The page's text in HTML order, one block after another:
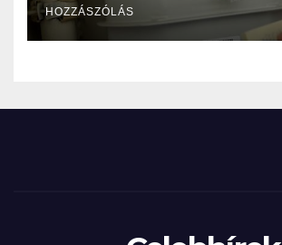
HOZZÁSZÓLÁS